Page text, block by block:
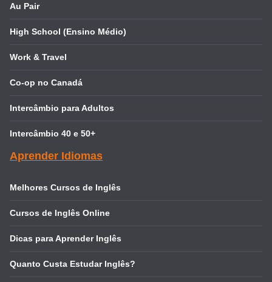
Au Pair
High School (Ensino Médio)
Work & Travel
Co-op no Canadá
Intercâmbio para Adultos
Intercâmbio 40 e 50+
Aprender Idiomas
Melhores Cursos de Inglês
Cursos de Inglês Online
Dicas para Aprender Inglês
Quanto Custa Estudar Inglês?